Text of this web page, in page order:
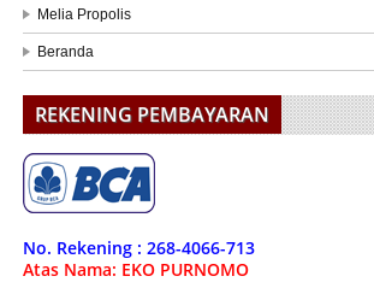
Melia Propolis
Beranda
REKENING PEMBAYARAN
No. Rekening : 268-4066-713
Atas Nama: EKO PURNOMO